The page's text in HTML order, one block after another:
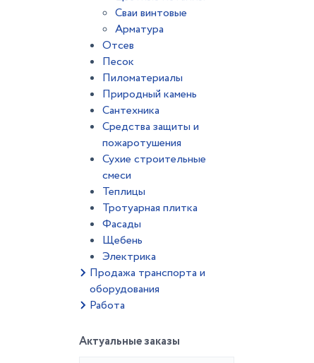
Сваи винтовые
Арматура
Отсев
Песок
Пиломатериалы
Природный камень
Сантехника
Средства защиты и
пожаротушения
Сухие строительные
смеси
Теплицы
Тротуарная плитка
Фасады
Щебень
Электрика
Продажа транспорта и
оборудования
Работа
Актуальные заказы